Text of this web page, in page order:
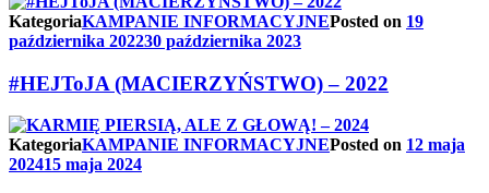
KategoriaKAMPANIE INFORMACYJNEPosted on 19
października 202230 października 2023
#HEJToJA (MACIERZYŃSTWO) – 2022
KategoriaKAMPANIE INFORMACYJNEPosted on 12 maja
202415 maja 2024